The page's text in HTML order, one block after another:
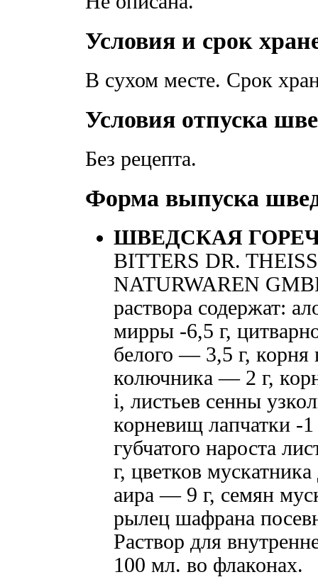
Условия и срок
В сухом месте. Срок
Условия отпуска
Без рецепта.
Форма выпуска
ШВЕДСКАЯ
BITTERS DR.
NATURWAREN
раствора содержат:
мирры -6,5 г,
белого — 3,5 г, корня
колючника — 2 г,
i, листьев сенны
корневищ лапчатки -
губчатого нароста
г, цветков
аира — 9 г, семян
рылец шафрана
Раствор для
100 мл. во флаконах.